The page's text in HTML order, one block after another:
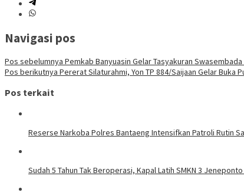
Navigasi pos
Pos sebelumnya Pemkab Banyuasin Gelar Tasyakuran
Pos berikutnya Pererat Silaturahmi, Yon TP 884/Saijaan Gelar Buka
Pos terkait
Reserse Narkoba Polres Bantaeng Intensifkan Patroli Rutin
Sudah 5 Tahun Tak Beroperasi, Kapal Latih SMKN 3